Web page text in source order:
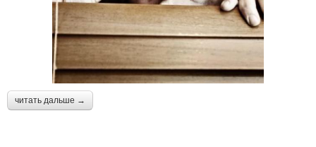
читать дальше →